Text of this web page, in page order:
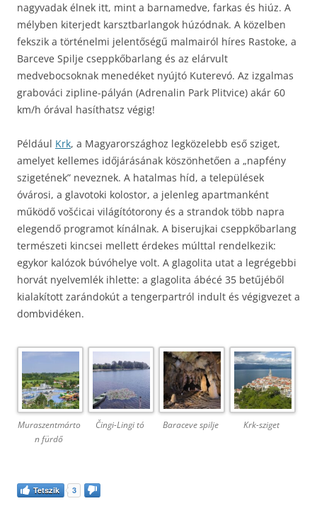
nagyvadak élnek itt, mint a barnamedve, farkas és hiúz. A
mélyben kiterjedt karsztbarlangok húzódnak. A közelben
fekszik a történelmi jelentőségű malmairól híres Rastoke, a
Barceve Spilje cseppkőbarlang és az elárvult
medvebocsoknak menedéket nyújtó Kuterevó. Az izgalmas
grabováci zipline-pályán (Adrenalin Park Plitvice) akár 60
km/h órával hasíthatsz végig!
Például Krk, a Magyarországhoz legközelebb eső sziget,
amelyet kellemes időjárásának köszönhetően a „napfény
szigetének” neveznek. A hatalmas híd, a települések
óvárosi, a glavotoki kolostor, a jelenleg apartmanként
működő vošćicai világítótorony és a strandok több napra
elegendő programot kínálnak. A biserujkai cseppkőbarlang
természeti kincsei mellett érdekes múlttal rendelkezik:
egykor kalózok búvóhelye volt. A glagolita utat a legrégebbi
horvát nyelvemlék ihlette: a glagolita ábécé 35 betűjéből
kialakított zarándokút a tengerpartról indult és végigvezet a
dombvidéken.
Muraszentmárto
n fürdő
Čingi-Lingi tó Baraceve spilje Krk-sziget
Tetszik 3